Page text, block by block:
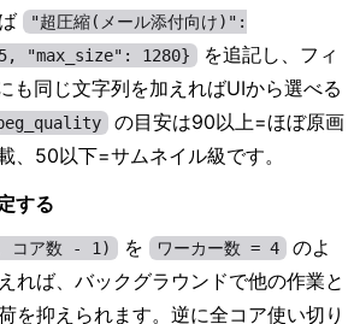
"超圧縮(メール添付向け)":
"max_size": 1280}
を追記し、フィ
も同じ文字列を加えればUIから選べる
の目安は90以上=ほぼ原画
、50以下=サムネイル級です。
する
コア数 - 1) を ワーカー数 = 4
のよ
れば、バックグラウンドで他の作業と
を抑えられます。逆に全コア使い切り